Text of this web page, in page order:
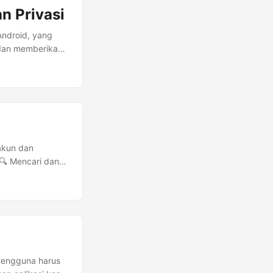
Privasi
yang
memberikan
aplikasi
Anda
yang
untuk
...
dan
Mencari dan
Mengelola
harus